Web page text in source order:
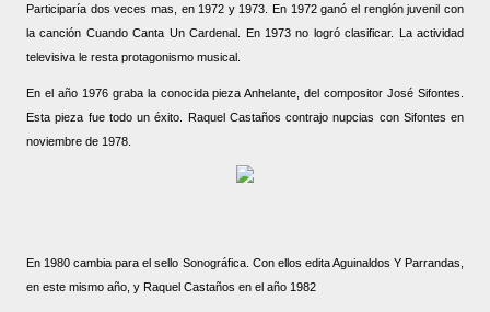
Participaría dos veces mas, en 1972 y 1973. En 1972 ganó el renglón juvenil con
la canción Cuando Canta Un Cardenal. En 1973 no logró clasificar.
La actividad
televisiva le resta protagonismo musical.
En el año 1976 graba la conocida pieza Anhelante, del compositor José Sifontes.
Esta pieza fue todo un éxito. Raquel Castaños contrajo nupcias con Sifontes en
noviembre de 1978.
En 1980 cambia para el sello Sonográfica. Con ellos edita Aguinaldos Y Parrandas,
en este mismo año, y Raquel Castaños en el año 1982